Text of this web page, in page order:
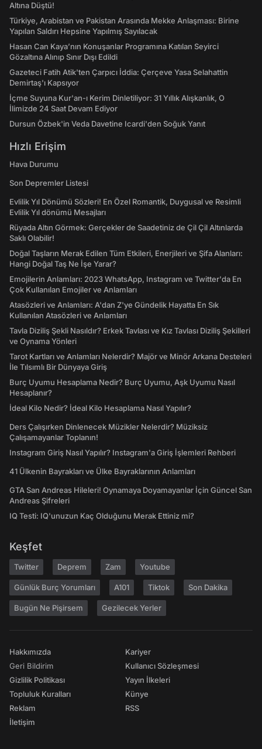
Altına Düştü!
Türkiye, Arabistan ve Pakistan Arasında Mekke Anlaşması: Birine
Yapılan Saldırı Hepsine Yapılmış Sayılacak
Hasan Can Kaya’nın Konuşanlar Programına Katılan Seyirci
Gözaltına Alınıp Sınır Dışı Edildi
Gazeteci Fatih Atik'ten Çarpıcı İddia: Çerçeve Yasa Selahattin
Demirtaş'ı Kapsıyor
İçme Suyuna Kur'an-ı Kerim Dinletiliyor: 31 Yıllık Alışkanlık, O
İlimizde 24 Saat Devam Ediyor
Dursun Özbek'in Veda Davetine Icardi'den Soğuk Yanıt
Hızlı Erişim
Hava Durumu
Son Depremler Listesi
Evlilik Yıl Dönümü Sözleri! En Özel Romantik, Duygusal ve Resimli
Evlilik Yıl dönümü Mesajları
Rüyada Altın Görmek: Gerçekler de Saadetiniz de Çil Çil Altınlarda
Saklı Olabilir!
Doğal Taşların Merak Edilen Tüm Etkileri, Enerjileri ve Şifa Alanları:
Hangi Doğal Taş Ne İşe Yarar?
Emojilerin Anlamları: 2023 WhatsApp, Instagram ve Twitter'da En
Çok Kullanılan Emojiler ve Anlamları
Atasözleri ve Anlamları: A'dan Z'ye Gündelik Hayatta En Sık
Kullanılan Atasözleri ve Anlamları
Tavla Diziliş Şekli Nasıldır? Erkek Tavlası ve Kız Tavlası Diziliş Şekilleri
ve Oynama Yönleri
Tarot Kartları ve Anlamları Nelerdir? Majör ve Minör Arkana Desteleri
İle Tılsımlı Bir Dünyaya Giriş
Burç Uyumu Hesaplama Nedir? Burç Uyumu, Aşk Uyumu Nasıl
Hesaplanır?
İdeal Kilo Nedir? İdeal Kilo Hesaplama Nasıl Yapılır?
Ders Çalışırken Dinlenecek Müzikler Nelerdir? Müziksiz
Çalışamayanlar Toplanın!
Instagram Giriş Nasıl Yapılır? Instagram'a Giriş İşlemleri Rehberi
41 Ülkenin Bayrakları ve Ülke Bayraklarının Anlamları
GTA San Andreas Hileleri! Oynamaya Doyamayanlar İçin Güncel San
Andreas Şifreleri
IQ Testi: IQ'unuzun Kaç Olduğunu Merak Ettiniz mi?
Keşfet
Twitter Deprem Zam Youtube
Günlük Burç Yorumları A101 Tiktok Son Dakika
Bugün Ne Pişirsem Gezilecek Yerler
Hakkımızda
Geri Bildirim
Gizlilik Politikası
Topluluk Kuralları
Reklam
İletişim
Kariyer
Kullanıcı Sözleşmesi
Yayın İlkeleri
Künye
RSS